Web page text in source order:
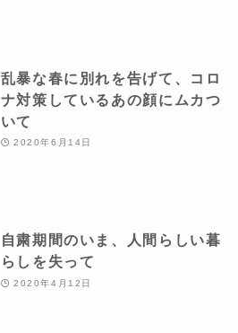
乱暴な春に別れを告げて、コロ
ナ対策しているあの顔にムカつ
いて
2020年6月14日
自粛期間のいま、人間らしい暮
らしを失って
2020年4月12日